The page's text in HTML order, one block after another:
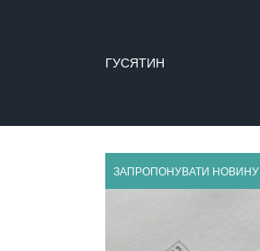
ЗАПРОПОНУВАТИ НОВИНУ